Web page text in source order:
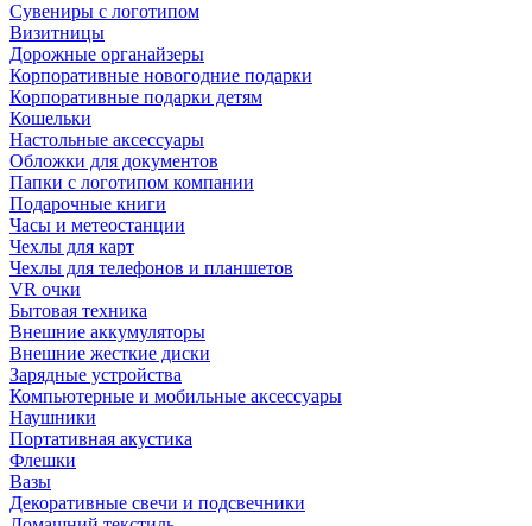
Сувениры с логотипом
Визитницы
Дорожные органайзеры
Корпоративные новогодние подарки
Корпоративные подарки детям
Кошельки
Настольные аксессуары
Обложки для документов
Папки с логотипом компании
Подарочные книги
Часы и метеостанции
Чехлы для карт
Чехлы для телефонов и планшетов
VR очки
Бытовая техника
Внешние аккумуляторы
Внешние жесткие диски
Зарядные устройства
Компьютерные и мобильные аксессуары
Наушники
Портативная акустика
Флешки
Вазы
Декоративные свечи и подсвечники